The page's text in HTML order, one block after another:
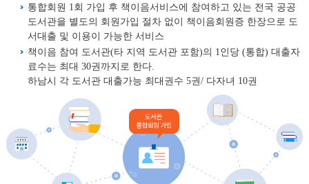
통합회원 1회 가입 후 책이음서비스에 참여하고 있는 전국 공공
도서관을 별도의 회원가입 절차 없이 책이음회원증 한장으로 도
서대출 및 이용이 가능한 서비스
책이음 참여 도서관(타 지역 도서관 포함)의 1인당 (통합) 대출자
료수는 최대 30권까지로 한다.
하남시 각 도서관 대출가능 최대권수 5권/ 다자녀 10권